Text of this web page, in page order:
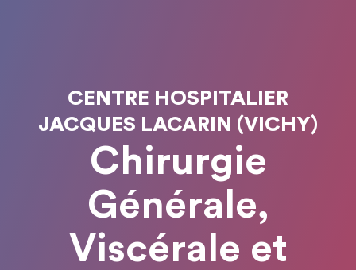
CENTRE HOSPITALIER
JACQUES LACARIN (VICHY)
Chirurgie
Générale,
Viscérale et